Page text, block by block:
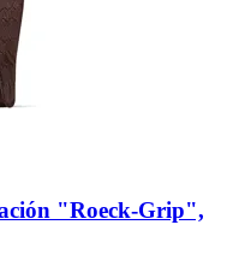
"Roeck-​Grip",